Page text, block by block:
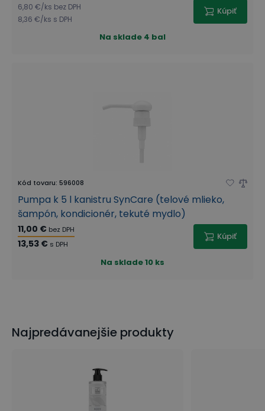
6,80 €/ks bez DPH
8,36 €/ks s DPH
Kúpiť
Na sklade 4 bal
Kód tovaru: 596008
Pumpa k 5 l kanistru SynCare (telové mlieko,
šampón, kondicionér, tekuté mydlo)
11,00 € bez DPH
13,53 € s DPH
Kúpiť
Na sklade10 ks
Najpredávanejšie produkty